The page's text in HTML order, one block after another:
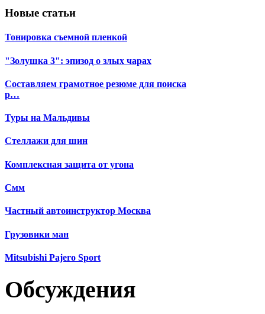
Новые статьи
Тонировка съемной пленкой
"Золушка 3": эпизод о злых чарах
Составляем грамотное резюме для поиска
р…
Туры на Мальдивы
Стеллажи для шин
Комплексная защита от угона
Смм
Частный автоинструктор Москва
Грузовики ман
Mitsubishi Pajero Sport
Обсуждения